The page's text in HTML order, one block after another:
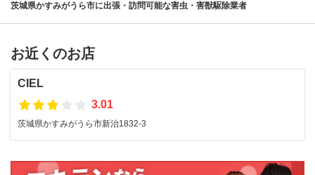
茨城県かすみがうら市に出張・訪問可能な害虫・害獣駆除業者
お近くのお店
CIEL
3.01
茨城県かすみがうら市新治1832-3